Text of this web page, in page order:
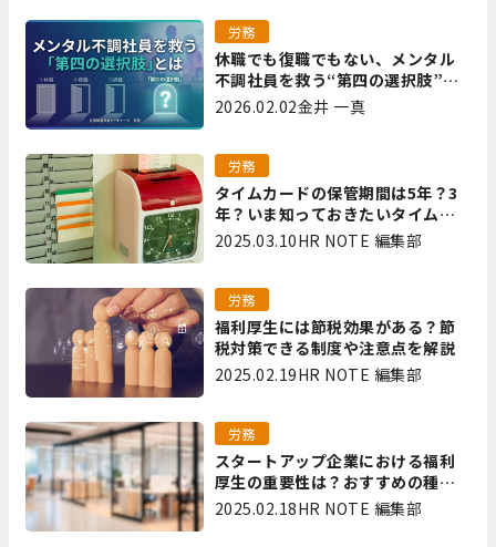
休職でも復職でもない、メンタル
不調社員を救う“第四の選択肢”と
は｜全国障害年金パートナーズ 宮
労務
2026.02.02金井 一真
タイムカードの保管期間は5年？3
年？いま知っておきたいタイムカ
ード保管方法
労務
2025.03.10HR NOTE 編集部
福利厚生には節税効果がある？節
税対策できる制度や注意点を解説
労務
2025.02.19HR NOTE 編集部
スタートアップ企業における福利
厚生の重要性は？おすすめの種類
やメリット・デメリットを解説
労務
2025.02.18HR NOTE 編集部